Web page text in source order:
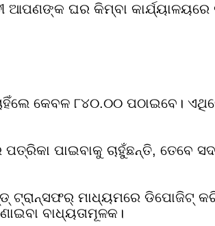
ଘର କିମ୍ବା କାର୍ଯ୍ୟାଳୟରେ
କେବଳ ୮୪୦.୦୦ ପଠାଇବେ।
ପାଇବାକୁ ଚାହୁଁଛନ୍ତି, ତେବେ
ଟ୍ରାନ୍ସଫର୍ ମାଧ୍ୟମରେ ଡିପୋଜିଟ୍
ବାଧ୍ୟତାମୂଳକ।